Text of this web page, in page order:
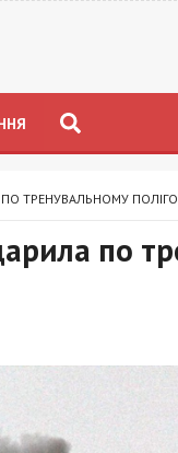
ТРЕНУВАЛЬНОМУ
по